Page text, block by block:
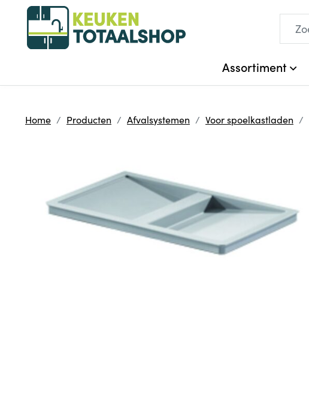
Assortiment
Home Producten Afvalsystemen Voor spoelkastladen